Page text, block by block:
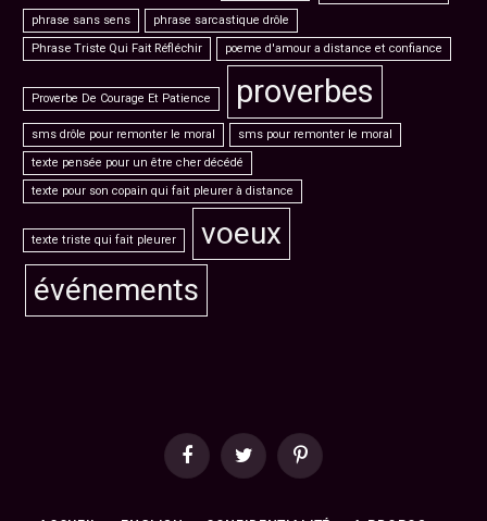
phrase sans sens
phrase sarcastique drôle
Phrase Triste Qui Fait Réfléchir
poeme d'amour a distance et confiance
Proverbe De Courage Et Patience proverbes
sms drôle pour remonter le moral
sms pour remonter le moral
texte pensée pour un être cher décédé
texte pour son copain qui fait pleurer à distance
texte triste qui fait pleurer
voeux
événements
FacebookTwitter Pinterest